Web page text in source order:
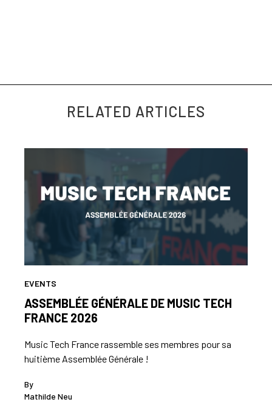
RELATED ARTICLES
EVENTS
ASSEMBLÉE GÉNÉRALE DE MUSIC TECH
FRANCE 2026
Music Tech France rassemble ses membres pour sa
huitième Assemblée Générale !
By
Mathilde Neu